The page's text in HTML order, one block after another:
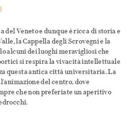
del Veneto e dunque è ricca di storia e
la Cappella degli Scrovegni e la
alcuni dei luoghi meravigliosi che
si respira la vivacità intellettuale
questa antica città universitaria. La
del centro, dove
che non preferiate un aperitivo